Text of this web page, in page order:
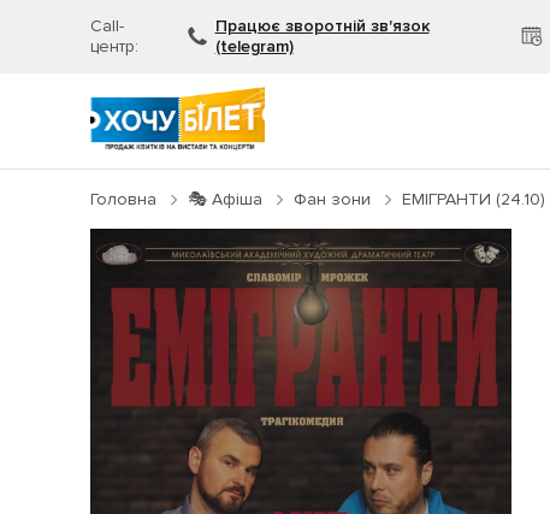
Call-
центр:
Працює зворотній зв'язок
(telegram)
Головна 🎭 Афіша Фан зони ЕМІГРАНТИ (24.10)